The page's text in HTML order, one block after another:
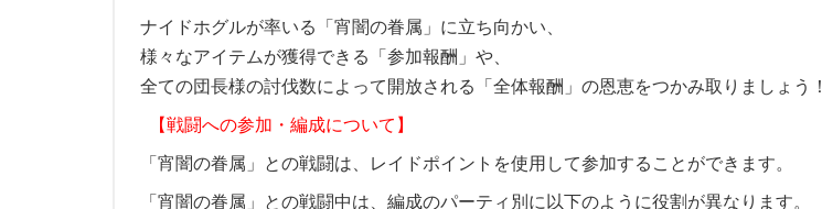
ナイドホグルが率いる「宵闇の眷属」に立ち向かい、
様々なアイテムが獲得できる「参加報酬」や、
全ての団長様の討伐数によって開放される「全体報酬」の恩恵をつかみ取りましょう！
【戦闘への参加・編成について】
「宵闇の眷属」との戦闘は、レイドポイントを使用して参加することができます。
「宵闇の眷属」との戦闘中は、編成のパーティ別に以下のように役割が異なります。